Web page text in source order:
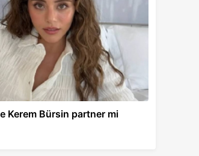
Kerem Bürsin partner mi